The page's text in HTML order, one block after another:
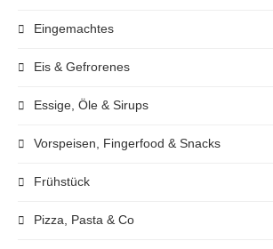
Eingemachtes
Eis & Gefrorenes
Essige, Öle & Sirups
Vorspeisen, Fingerfood & Snacks
Frühstück
Pizza, Pasta & Co